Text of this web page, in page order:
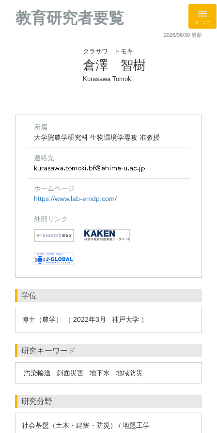
教育研究者要覧 メニュー
2026/06/30 更新
クラサワ トモキ
倉澤 智樹
Kurasawa Tomoki
所属
大学院農学研究科 生物環境学専攻 准教授
連絡先
ホームページ
https://www.lab-emdp.com/
外部リンク
学位
博士（農学） （ 2022年3月 神戸大学 ）
研究キーワード
汚染輸送 斜面災害 地下水 地域防災
研究分野
社会基盤（土木・建築・防災） / 地盤工学